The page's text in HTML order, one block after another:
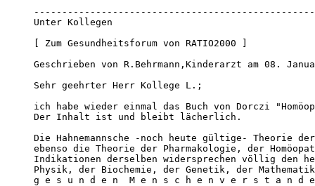
Unter Kollegen
[ Zum Gesundheitsforum von RATIO2000 ]
Geschrieben von R.Behrmann,Kinderarzt am 08.
Sehr geehrter Herr Kollege L.;
ich habe wieder einmal das Buch von Dorczi
Der Inhalt ist und bleibt lächerlich.
Die Hahnemannsche -noch heute gültige- Theorie
ebenso die Theorie der Pharmakologie, der
Indikationen derselben widersprechen völlig den
Physik, der Biochemie, der Genetik, der
g e s u n d e n  M e n s c h e n v e r s t a n d